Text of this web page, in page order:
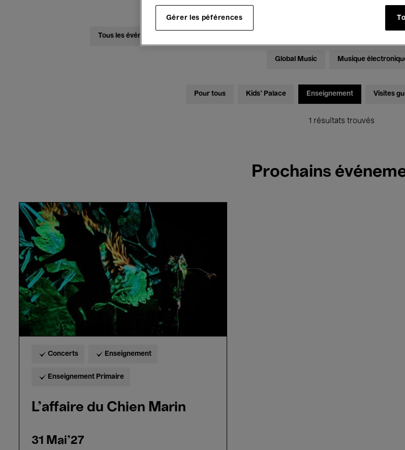
Samedi 01 - Lundi 31 Mai
Tous les événements
Global Music Musique
Pour tous Kids’ Palace Enseignement Visites
1 résultats trouvés
Prochains
L'affaire
du
Chien
Marin
Concerts Enseignement
Enseignement Primaire
L'affaire du Chien Marin
31 Mai'27
Gérer les péférences